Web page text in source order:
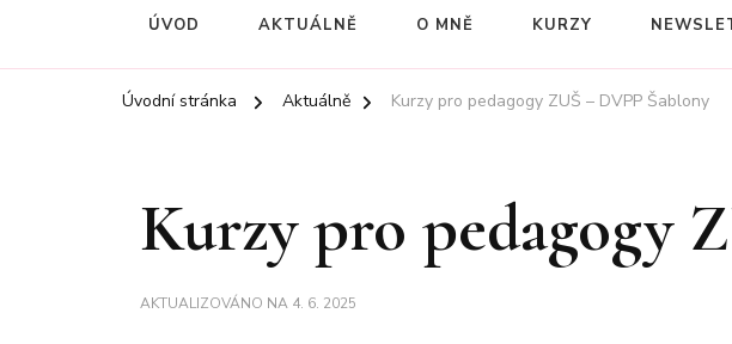
ÚVOD AKTUÁLNĚ O MNĚ KURZY
Úvodní stránka Aktuálně Kurzy pro pedagogy ZUŠ – DVPP Šablony
Kurzy pro pedagogy
AKTUALIZOVÁNO NA 4. 6. 2025